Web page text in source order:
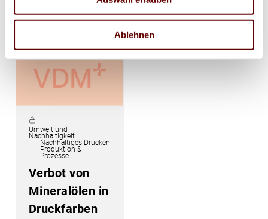
Ablehnen
Umwelt und
Nachhaltigkeit
Nachhaltiges Drucken
Produktion &
Prozesse
Verbot von
Mineralölen in
Druckfarben